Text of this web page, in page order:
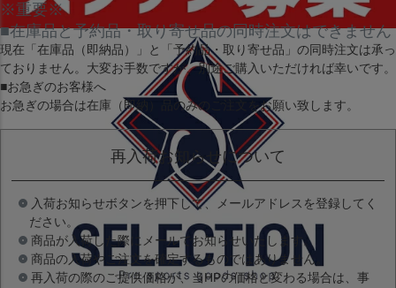
※重要※
■在庫品と予約品・取り寄せ品の同時注文はできません
現在 「在庫品（即納品）」 と 「予約品・取り寄せ品」 の同時注文は承っ
ておりません。大変お手数ですが、別途ご購入いただければ幸いです。
■お急ぎのお客様へ
お急ぎの場合は在庫（即納）品 のみのご注文をお願い致します。
再入荷お知らせについて
入荷お知らせボタンを押下して、メールアドレスを登録してく
ださい。
商品が入荷した際にメールでお知らせいたします。
商品の入荷やご注文を確定するものではありません。
再入荷の際のご提供価格が、当HPの価格と変わる場合は、事